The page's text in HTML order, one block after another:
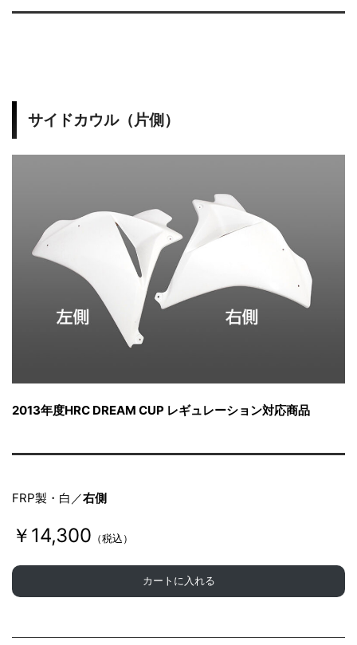
サイドカウル（片側）
2013年度HRC DREAM CUP レギュレーション対応商品
FRP製・白／右側
￥14,300 （税込）
カートに入れる